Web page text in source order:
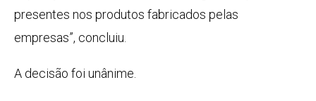
presentes nos produtos fabricados pelas
empresas”, concluiu.
A decisão foi unânime.